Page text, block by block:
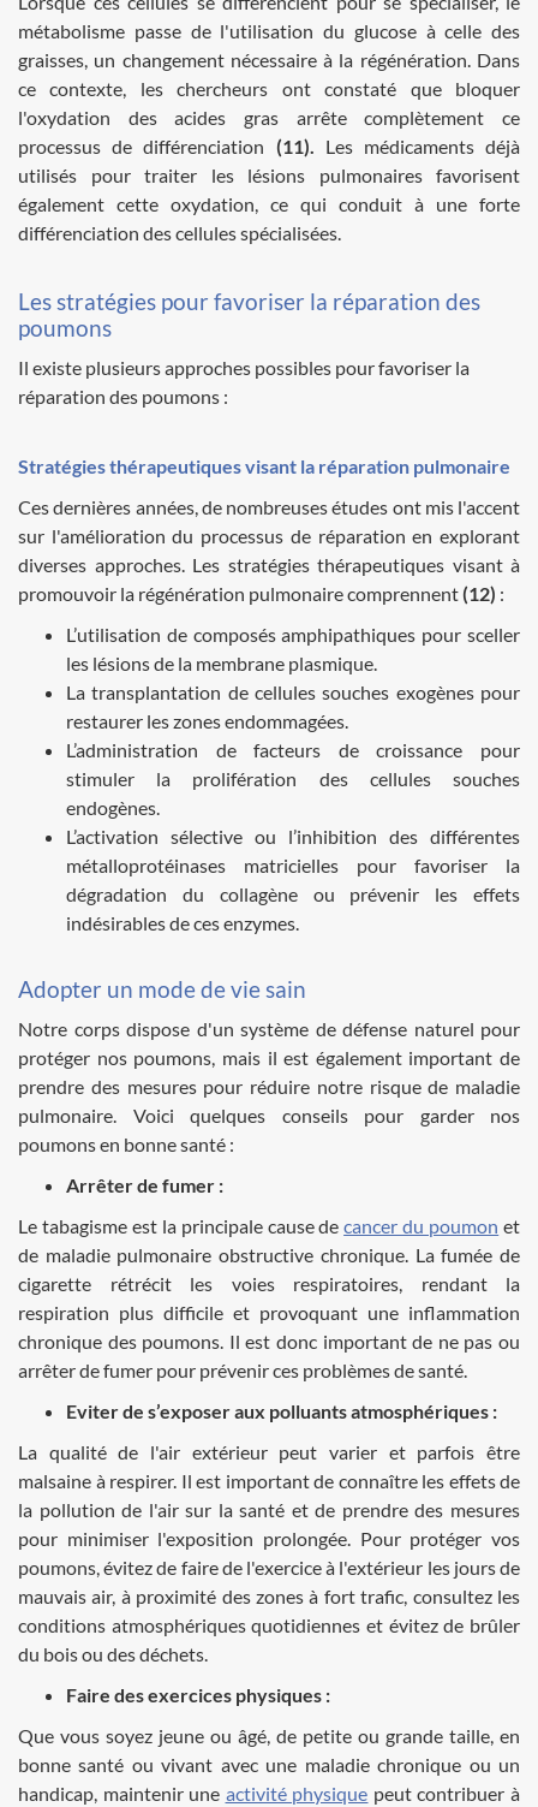
métabolisme passe de l'utilisation du glucose à celle des
graisses, un changement nécessaire à la régénération. Dans
ce contexte, les chercheurs ont constaté que bloquer
l'oxydation des acides gras arrête complètement ce
processus de différenciation (11). Les médicaments déjà
utilisés pour traiter les lésions pulmonaires favorisent
également cette oxydation, ce qui conduit à une forte
différenciation des cellules spécialisées.
Les stratégies pour favoriser la réparation des
poumons
Il existe plusieurs approches possibles pour favoriser la
réparation des poumons :
Stratégies thérapeutiques visant la réparation pulmonaire
Ces dernières années, de nombreuses études ont mis l'accent
sur l'amélioration du processus de réparation en explorant
diverses approches. Les stratégies thérapeutiques visant à
promouvoir la régénération pulmonaire comprennent(12) :
L’utilisation de composés amphipathiques pour sceller
les lésions de la membrane plasmique.
La transplantation de cellules souches exogènes pour
restaurer les zones endommagées.
L’administration de facteurs de croissance pour
stimuler la prolifération des cellules souches
endogènes.
L’activation sélective ou l’inhibition des différentes
métalloprotéinases matricielles pour favoriser la
dégradation du collagène ou prévenir les effets
indésirables de ces enzymes.
Adopter un mode de vie sain
Notre corps dispose d'un système de défense naturel pour
protéger nos poumons, mais il est également important de
prendre des mesures pour réduire notre risque de maladie
pulmonaire. Voici quelques conseils pour garder nos
poumons en bonne santé :
Arrêter de fumer :
Le tabagisme est la principale cause decancer du poumon et
de maladie pulmonaire obstructive chronique. La fumée de
cigarette rétrécit les voies respiratoires, rendant la
respiration plus difficile et provoquant une inflammation
chronique des poumons. Il est donc important de ne pas ou
arrêter de fumer pour prévenir ces problèmes de santé.
Eviter de s’exposer aux polluants atmosphériques :
La qualité de l'air extérieur peut varier et parfois être
malsaine à respirer. Il est important de connaître les effets de
la pollution de l'air sur la santé et de prendre des mesures
pour minimiser l'exposition prolongée. Pour protéger vos
poumons, évitez de faire de l'exercice à l'extérieur les jours de
mauvais air, à proximité des zones à fort trafic, consultez les
conditions atmosphériques quotidiennes et évitez de brûler
du bois ou des déchets.
Faire des exercices physiques :
Que vous soyez jeune ou âgé, de petite ou grande taille, en
bonne santé ou vivant avec une maladie chronique ou un
handicap, maintenir une activité physique peut contribuer à